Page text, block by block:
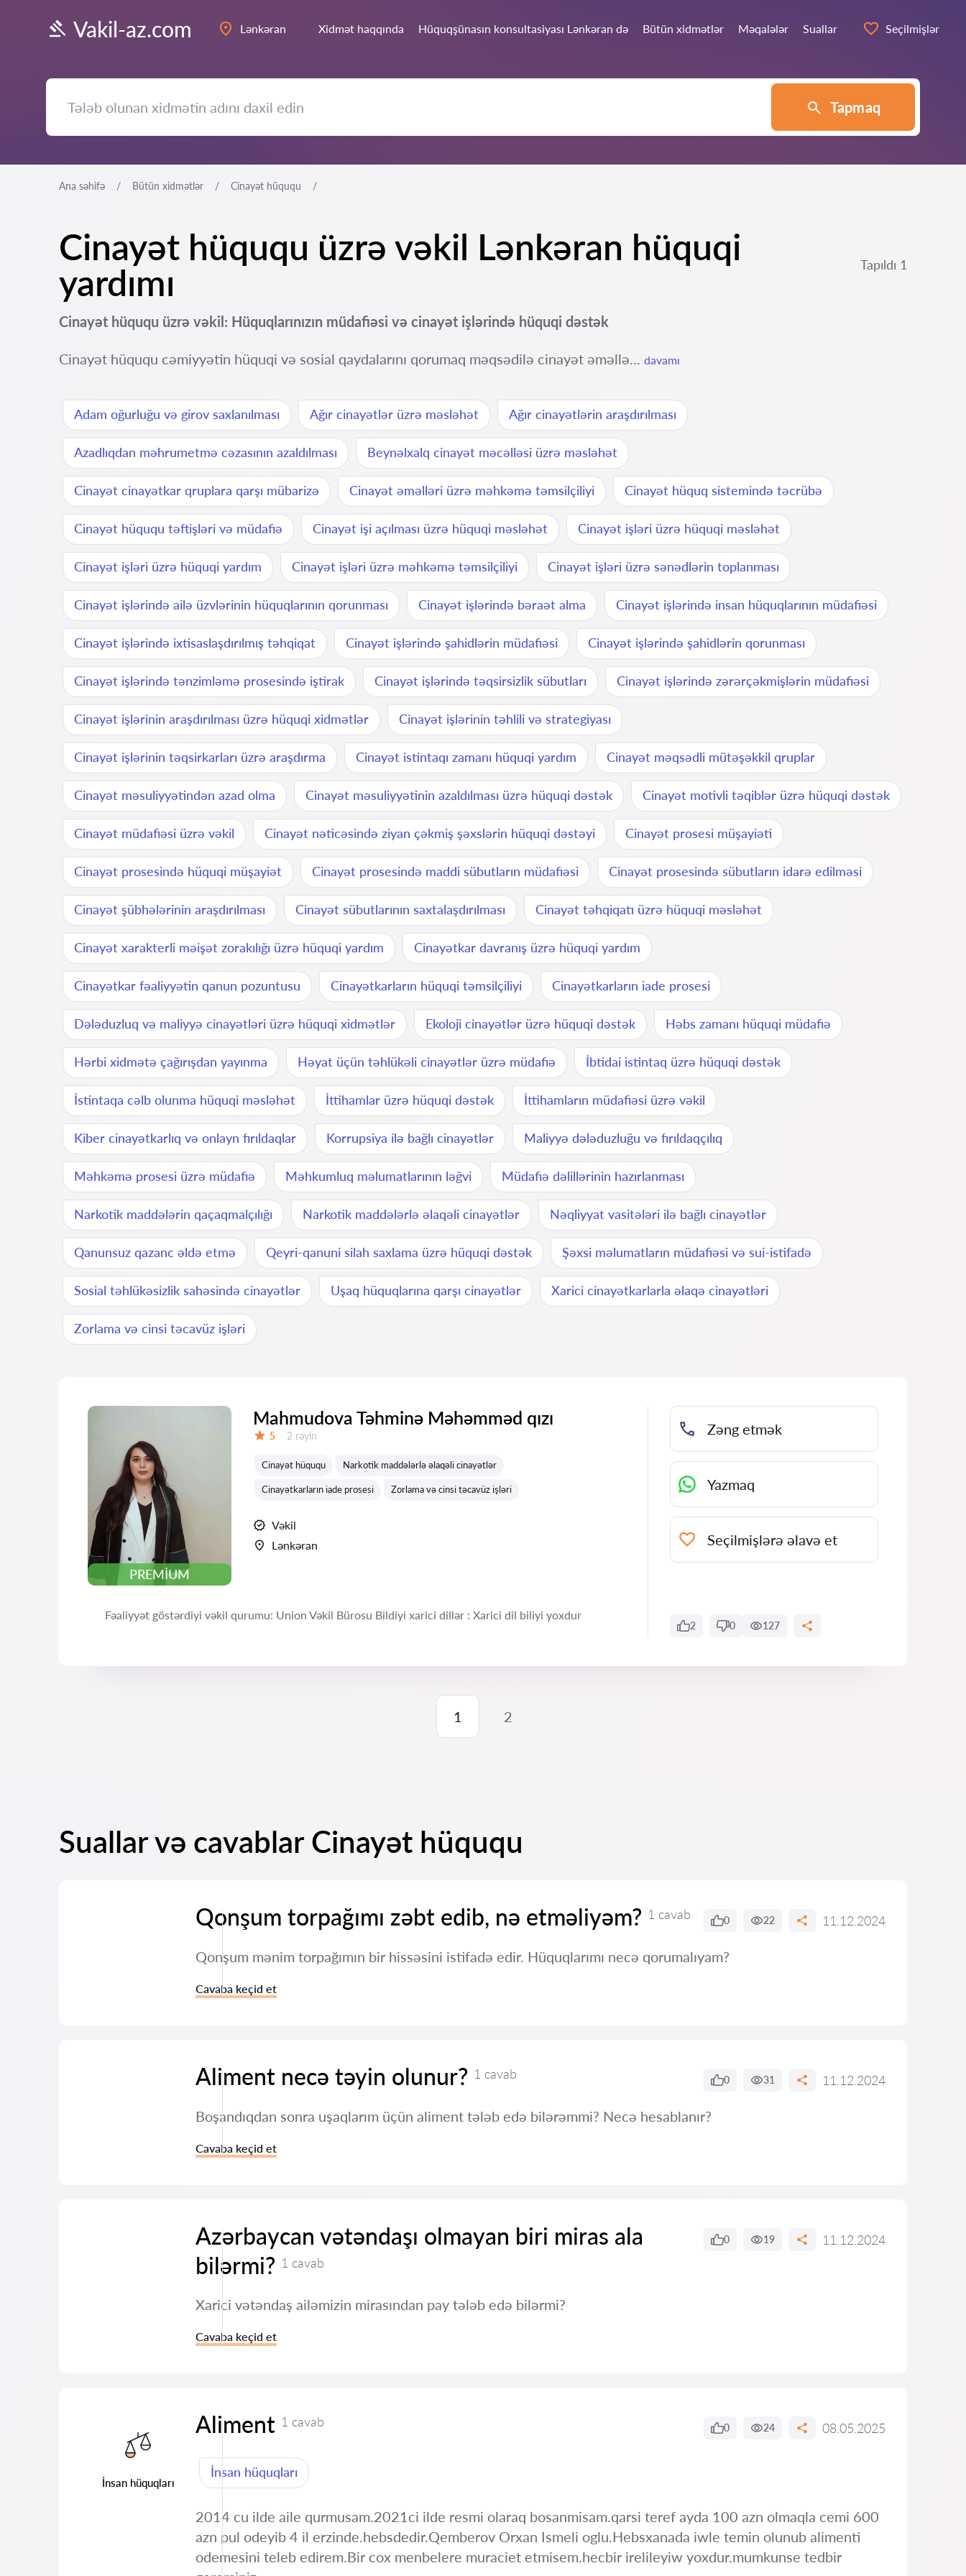
Vakil-az.com Lənkəran Xidmət haqqında Hüquqşünasın konsultasiyası Lənkəran də Bütün xidmətlər Məqalələr Suallar Seçilmişlər
Tapmaq
Ana səhifə Bütün xidmətlər Cinayət hüququ
Cinayət hüququ üzrə vəkil Lənkəran hüquqi
yardımı
Tapıldı 1
Cinayət hüququ üzrə vəkil: Hüquqlarınızın müdafiəsi və cinayət işlərində hüquqi dəstək
Cinayət hüququ cəmiyyətin hüquqi və sosial qaydalarını qorumaq məqsədilə cinayət əməllə... davamı
Adam oğurluğu və girov saxlanılması Ağır cinayətlər üzrə məsləhət Ağır cinayətlərin araşdırılması
Azadlıqdan məhrumetmə cəzasının azaldılması Beynəlxalq cinayət məcəlləsi üzrə məsləhət
Cinayət cinayətkar qruplara qarşı mübarizə Cinayət əməlləri üzrə məhkəmə təmsilçiliyi Cinayət hüquq sistemində təcrübə
Cinayət hüququ təftişləri və müdafiə Cinayət işi açılması üzrə hüquqi məsləhət Cinayət işləri üzrə hüquqi məsləhət
Cinayət işləri üzrə hüquqi yardım Cinayət işləri üzrə məhkəmə təmsilçiliyi Cinayət işləri üzrə sənədlərin toplanması
Cinayət işlərində ailə üzvlərinin hüquqlarının qorunması Cinayət işlərində bəraət alma Cinayət işlərində insan hüquqlarının müdafiəsi
Cinayət işlərində ixtisaslaşdırılmış təhqiqat Cinayət işlərində şahidlərin müdafiəsi Cinayət işlərində şahidlərin qorunması
Cinayət işlərində tənzimləmə prosesində iştirak Cinayət işlərində təqsirsizlik sübutları Cinayət işlərində zərərçəkmişlərin müdafiəsi
Cinayət işlərinin araşdırılması üzrə hüquqi xidmətlər Cinayət işlərinin təhlili və strategiyası
Cinayət işlərinin təqsirkarları üzrə araşdırma Cinayət istintaqı zamanı hüquqi yardım Cinayət məqsədli mütəşəkkil qruplar
Cinayət məsuliyyətindən azad olma Cinayət məsuliyyətinin azaldılması üzrə hüquqi dəstək Cinayət motivli təqiblər üzrə hüquqi dəstək
Cinayət müdafiəsi üzrə vəkil Cinayət nəticəsində ziyan çəkmiş şəxslərin hüquqi dəstəyi Cinayət prosesi müşayiəti
Cinayət prosesində hüquqi müşayiət Cinayət prosesində maddi sübutların müdafiəsi Cinayət prosesində sübutların idarə edilməsi
Cinayət şübhələrinin araşdırılması Cinayət sübutlarının saxtalaşdırılması Cinayət təhqiqatı üzrə hüquqi məsləhət
Cinayət xarakterli məişət zorakılığı üzrə hüquqi yardım Cinayətkar davranış üzrə hüquqi yardım
Cinayətkar fəaliyyətin qanun pozuntusu Cinayətkarların hüquqi təmsilçiliyi Cinayətkarların iade prosesi
Dələduzluq və maliyyə cinayətləri üzrə hüquqi xidmətlər Ekoloji cinayətlər üzrə hüquqi dəstək Həbs zamanı hüquqi müdafiə
Hərbi xidmətə çağırışdan yayınma Həyat üçün təhlükəli cinayətlər üzrə müdafiə İbtidai istintaq üzrə hüquqi dəstək
İstintaqa cəlb olunma hüquqi məsləhət İttihamlar üzrə hüquqi dəstək İttihamların müdafiəsi üzrə vəkil
Kiber cinayətkarlıq və onlayn fırıldaqlar Korrupsiya ilə bağlı cinayətlər Maliyyə dələduzluğu və fırıldaqçılıq
Məhkəmə prosesi üzrə müdafiə Məhkumluq məlumatlarının ləğvi Müdafiə dəlillərinin hazırlanması
Narkotik maddələrin qaçaqmalçılığı Narkotik maddələrlə əlaqəli cinayətlər Nəqliyyat vasitələri ilə bağlı cinayətlər
Qanunsuz qazanc əldə etmə Qeyri-qanuni silah saxlama üzrə hüquqi dəstək Şəxsi məlumatların müdafiəsi və sui-istifadə
Sosial təhlükəsizlik sahəsində cinayətlər Uşaq hüquqlarına qarşı cinayətlər Xarici cinayətkarlarla əlaqə cinayətləri
Zorlama və cinsi təcavüz işləri
PREMIUM
Mahmudova Təhminə Məhəmməd qızı
5 Rəylər:
2 rəyin
Cinayət hüququ Narkotik maddələrlə əlaqəli cinayətlər
Cinayətkarların iade prosesi Zorlama və cinsi təcavüz işləri
Vəkil
Lənkəran
Fəaliyyət göstərdiyi vəkil qurumu: Union Vəkil Bürosu Bildiyi xarici dillər : Xarici dil biliyi yoxdur
Zəng etmək
Yazmaq
Seçilmişlərə əlavə et
2 0 127
1 2
Suallar və cavablar Cinayət hüququ
Qonşum torpağımı zəbt edib, nə etməliyəm? 1 cavab 0 22 11.12.2024
Qonşum mənim torpağımın bir hissəsini istifadə edir. Hüquqlarımı necə qorumalıyam?
Cavaba keçid et
Aliment necə təyin olunur? 1 cavab 0 31 11.12.2024
Boşandıqdan sonra uşaqlarım üçün aliment tələb edə bilərəmmi? Necə hesablanır?
Cavaba keçid et
Azərbaycan vətəndaşı olmayan biri miras ala
bilərmi? 1 cavab
0 19 11.12.2024
Xarici vətəndaş ailəmizin mirasından pay tələb edə bilərmi?
Cavaba keçid et
İnsan hüquqları
Aliment 1 cavab 0 24 08.05.2025
İnsan hüquqları
2014 cu ilde aile qurmusam.2021ci ilde resmi olaraq bosanmisam.qarsi teref ayda 100 azn olmaqla cemi 600
azn pul odeyib 4 il erzinde.hebsdedir.Qemberov Orxan Ismeli oglu.Hebsxanada iwle temin olunub alimenti
odemesini teleb edirem.Bir cox menbelere muraciet etmisem.hecbir irelileyiw yoxdur.mumkunse tedbir